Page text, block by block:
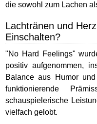
die sowohl zum Lachen
Lachtränen und
Einschalten?
"No Hard Feelings"
positiv aufgenommen,
Balance aus Humor
funktionierende
schauspielerische
vielfach gelobt.